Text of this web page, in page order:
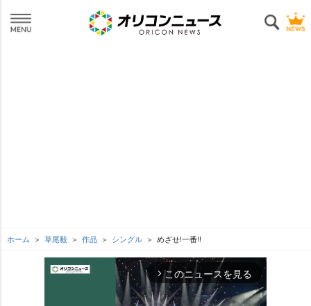
ホーム 草尾毅 作品 シングル めざせ!一番!!
arrow_forward_ios このニュースを見る